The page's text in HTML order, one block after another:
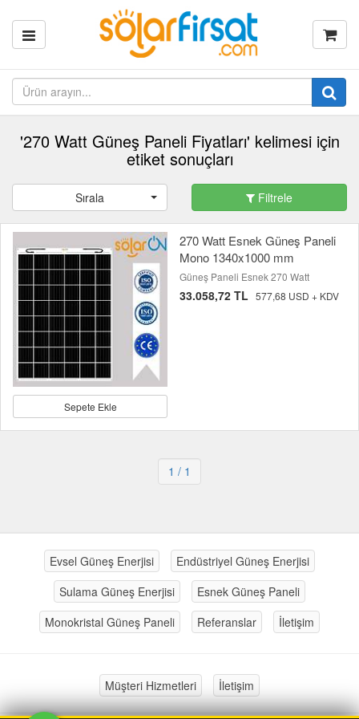
'270 Watt Güneş Paneli Fiyatları' kelimesi için
etiket sonuçları
Sırala Filtrele
Sepete Ekle
270 Watt Esnek Güneş Paneli
Mono 1340x1000 mm
Güneş Paneli Esnek 270 Watt
33.058,72 TL 577,68 USD + KDV
1 / 1
Evsel Güneş Enerjisi
Endüstriyel Güneş Enerjisi
Sulama Güneş Enerjisi
Esnek Güneş Paneli
Monokristal Güneş Paneli
Referanslar İletişim
Müşteri Hizmetleri İletişim